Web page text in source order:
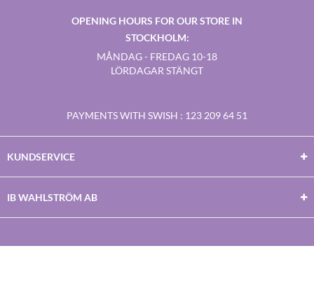
OPENING HOURS FOR OUR STORE IN
STOCKHOLM:
MÅNDAG - FREDAG 10-18
LÖRDAGAR STÄNGT
PAYMENTS WITH SWISH : 123 209 64 51
KUNDSERVICE
IB WAHLSTRÖM AB
Facebook
TwitterYoutubeInstagram